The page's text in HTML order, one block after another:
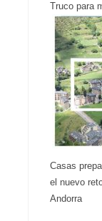
Truco para
Casas
el nuevo
Andorra